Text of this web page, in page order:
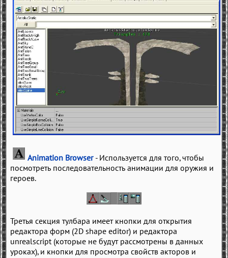
Animation Browser - Используется для того, чтобы
посмотреть последовательность анимации для оружия и
героев.
Третья секция тулбара имеет кнопки для открытия
редактора форм (2D shape editor) и редактора
unrealscript (которые не будут рассмотрены в данных
уроках), и кнопки для просмотра свойств акторов и